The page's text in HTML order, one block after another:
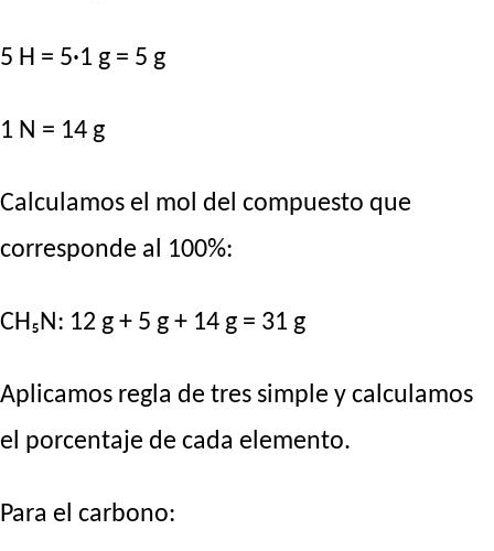
5 H = 5·1 g = 5 g
1 N = 14 g
Calculamos el mol del compuesto que
corresponde al 100%:
CH₅N: 12 g + 5 g + 14 g = 31 g
Aplicamos regla de tres simple y calculamos
el porcentaje de cada elemento.
Para el carbono: